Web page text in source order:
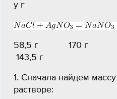
у г
58,5 г
143,5 г
1. Сначала найдем
растворе: